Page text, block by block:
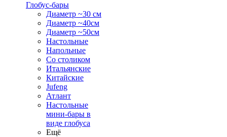
Глобус-бары
Диаметр ~30 см
Диаметр ~40см
Диаметр ~50см
Настольные
Напольные
Со столиком
Итальянские
Китайские
Jufeng
Атлант
Настольные
мини-бары в
виде глобуса
Ещё